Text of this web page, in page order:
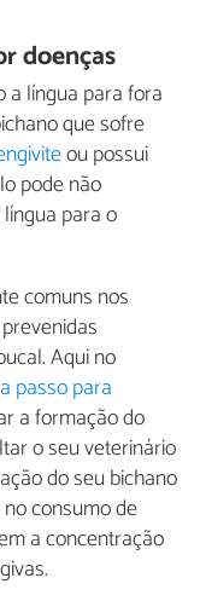
doenças
a língua para fora
que sofre
ou possui
pode não
para o
comuns nos
Aqui no
passo para
a formação do
o seu veterinário
do seu bichano
consumo de
a concentração